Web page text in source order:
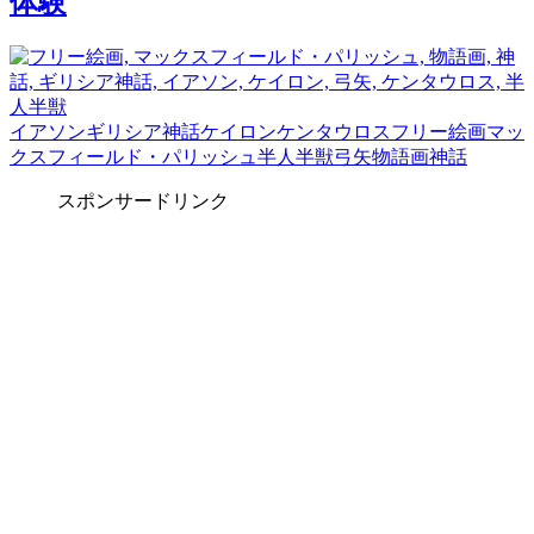
イアソンギリシア神話ケイロンケンタウロスフリー絵画マッ
クスフィールド・パリッシュ 半人半獣弓矢物語画神話
スポンサードリンク